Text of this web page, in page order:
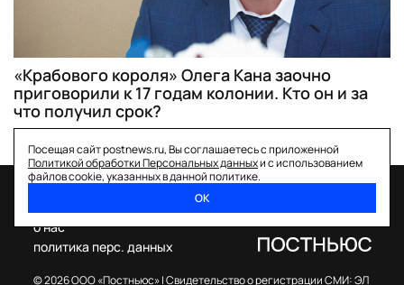
«Крабового короля» Олега Кана заочно
приговорили к 17 годам колонии. Кто он и за
что получил срок?
Посещая сайт postnews.ru, Вы соглашаетесь с приложенной
Политикой обработки Персональных данныхи с использованием
файлов cookie, указанных в данной политике.
ОК
© 2026 ООО «Постньюс» |Свидетельство о регистрации СМИ: ЭЛ
о нас
политика перс. данных